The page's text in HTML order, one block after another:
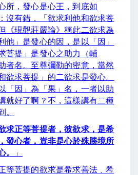
所，發心是心王，到底如
沒有錯，「欲求利他和欲求菩
《現觀莊嚴論》稱此二欲求為
他」是發心的因，是以「因」
菩提」是發心之助力（輔
者名。至尊彌勒的密意，當然
欲求菩提」的二欲求是發心。
「因」為「果」名，一者以助
就好了啊？不，這樣講有二種
。
求正等菩提者，彼欲求，是希
發心者，豈非是心於殊勝境所
。
」
等菩提的欲求是希求善法﹑希